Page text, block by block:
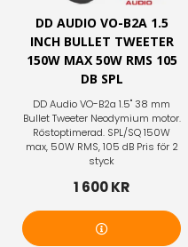
DD AUDIO VO-B2A 1.5
INCH BULLET TWEETER
150W MAX 50W RMS 105
DB SPL
DD Audio VO-B2a 1.5" 38 mm
Bullet Tweeter Neodymium motor.
Röstoptimerad. SPL/SQ 150W
max, 50W RMS, 105 dB Pris för 2
styck
1 600 KR